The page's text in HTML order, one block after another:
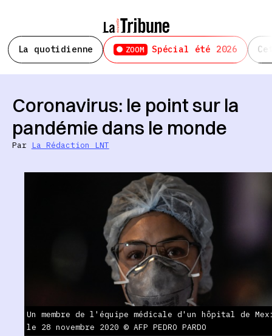
La quotidienne ZOOM Spécial été 2026
Coronavirus: le point sur la
pandémie dans le monde
Par La Rédaction LNT
Un membre de l'équipe médicale d'un hôpital de
le 28 novembre 2020 © AFP PEDRO PARDO